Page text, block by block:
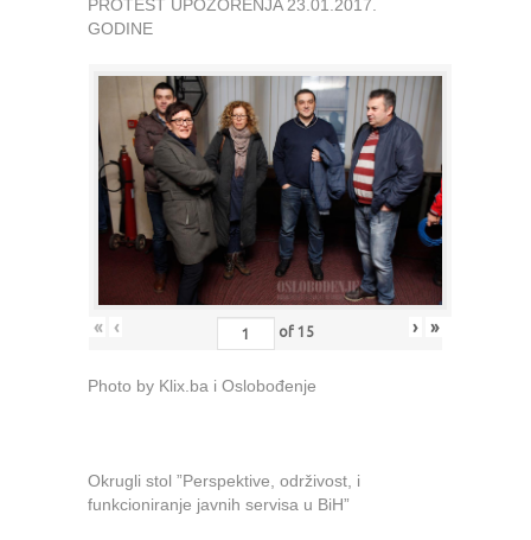
PROTEST UPOZORENJA 23.01.2017.
GODINE
« ‹ of 15 › »
Photo by Klix.ba i Oslobođenje
Okrugli stol ”Perspektive, održivost, i
funkcioniranje javnih servisa u BiH”